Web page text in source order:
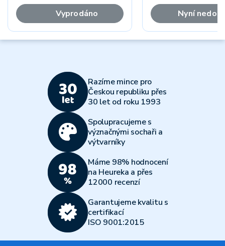
Vyprodáno Nyní
Razíme mince pro
Českou republiku přes
30 let od roku 1993
Spolupracujeme s
význačnými sochaři a
výtvarníky
Máme 98% hodnocení
na Heureka a přes
12000 recenzí
Garantujeme kvalitu s
certifikací
ISO 9001:2015